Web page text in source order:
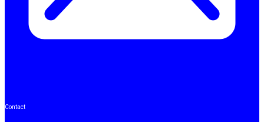
Contact